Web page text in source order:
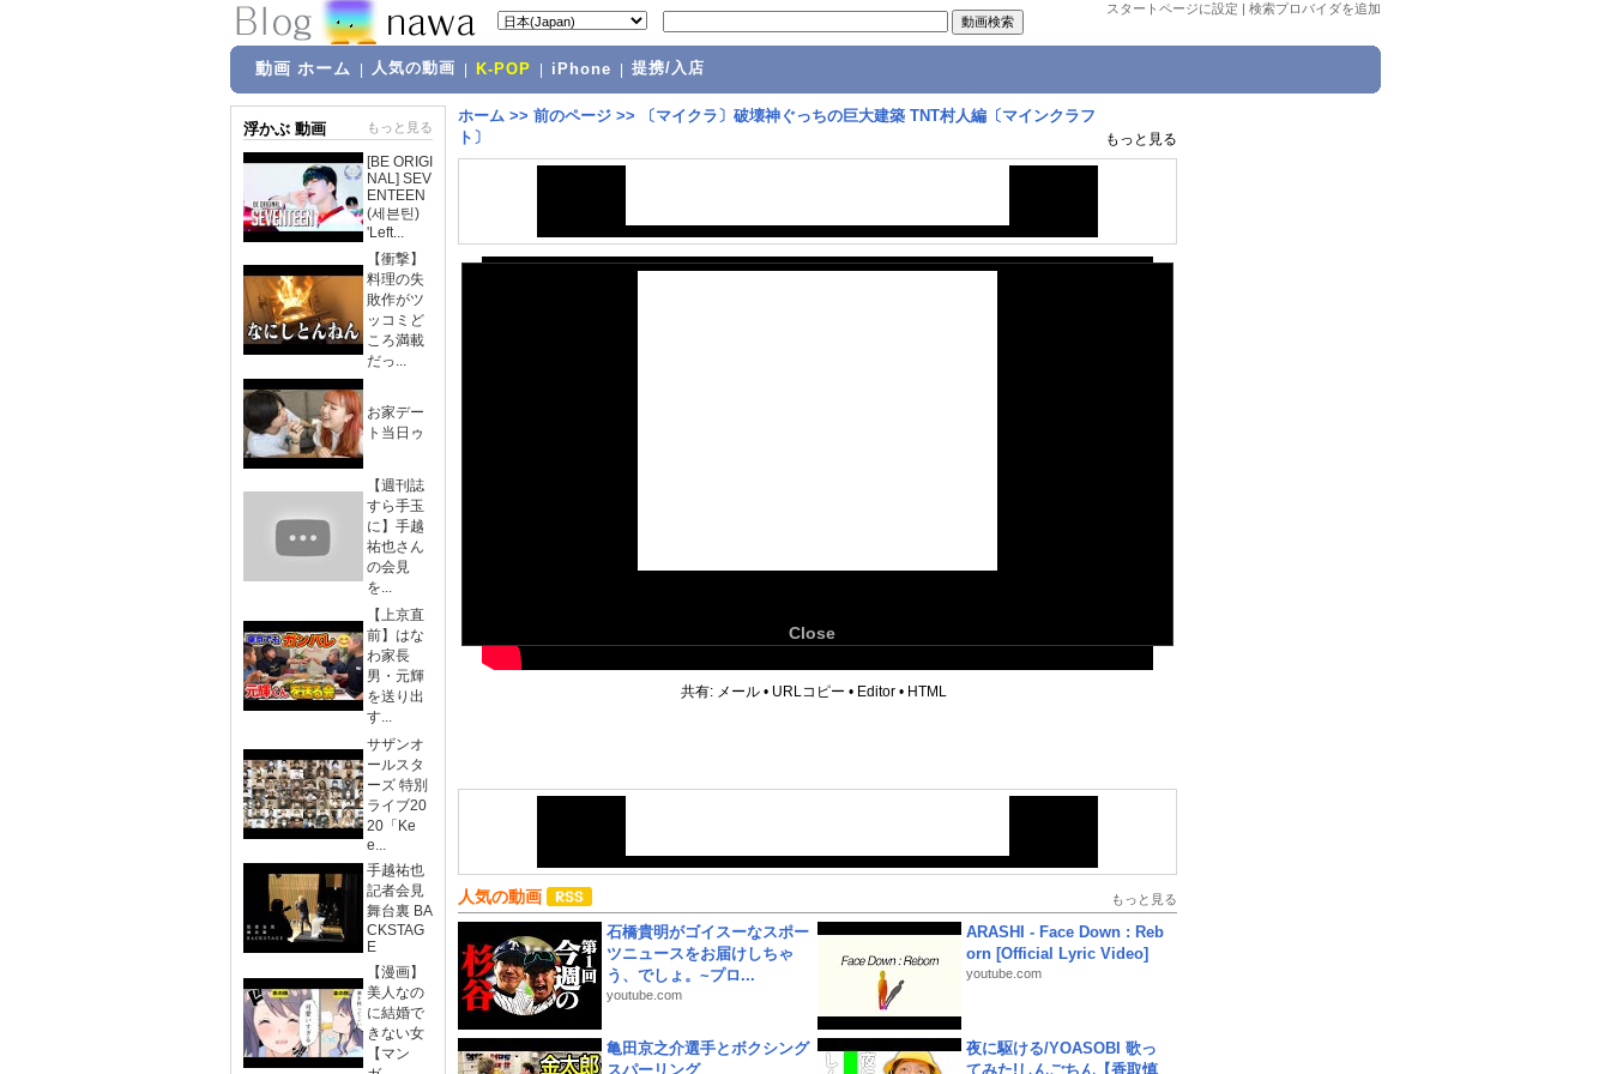
スタートページに設定 | 検索プロバイダを追加
動画 ホーム 人気の動画 K-POP iPhone 提携/入店
浮かぶ 動画 もっと見る
[BE ORIGI
NAL] SEV
ENTEEN
(세븐틴)
'Left...
【衝撃】
料理の失
敗作がツ
ッコミど
ころ満載
だっ...
お家デー
ト当日ゥ
【週刊誌
すら手玉
に】手越
祐也さん
の会見
を...
【上京直
前】はな
わ家長
男・元輝
を送り出
す...
サザンオ
ールスタ
ーズ 特別
ライブ20
20「Ke
e...
手越祐也
記者会見
舞台裏 BA
CKSTAG
E
【漫画】
美人なの
に結婚で
きない女
【マン
ホーム >> 前のページ >>
〔マイクラ〕破壊神ぐっちの巨大建築 TNT村人編〔マインクラフ
ト〕
もっと見る
Close
共有: メール • URLコピー • Editor • HTML
人気の動画 もっと見る
石橋貴明がゴイスーなスポー
ツニュースをお届けしちゃ
う、でしょ。~プロ...
youtube.com
ARASHI - Face Down : Reb
orn [Official Lyric Video]
youtube.com
亀田京之介選手とボクシング
スパーリング
夜に駆ける/YOASOBI 歌っ
てみた!しんごちん【香取慎